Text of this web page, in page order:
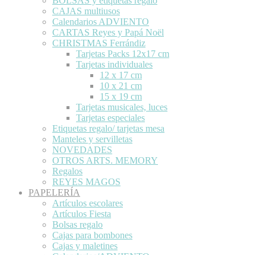
CAJAS multiusos
Calendarios ADVIENTO
CARTAS Reyes y Papá Noël
CHRISTMAS Ferrándiz
Tarjetas Packs 12x17 cm
Tarjetas individuales
12 x 17 cm
10 x 21 cm
15 x 19 cm
Tarjetas musicales, luces
Tarjetas especiales
Etiquetas regalo/ tarjetas mesa
Manteles y servilletas
NOVEDADES
OTROS ARTS. MEMORY
Regalos
REYES MAGOS
PAPELERÍA
Artículos escolares
Artículos Fiesta
Bolsas regalo
Cajas para bombones
Cajas y maletines